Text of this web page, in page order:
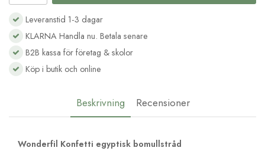
Leveranstid 1-3 dagar
KLARNA Handla nu. Betala senare
B2B kassa för företag & skolor
Köp i butik och online
Beskrivning Recensioner
Wonderfil Konfetti egyptisk bomullstråd